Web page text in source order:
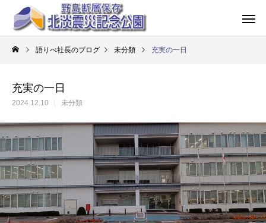
語りべ社長のブログ 未分類 充実の一日
充実の一日
2024.12.10 未分類